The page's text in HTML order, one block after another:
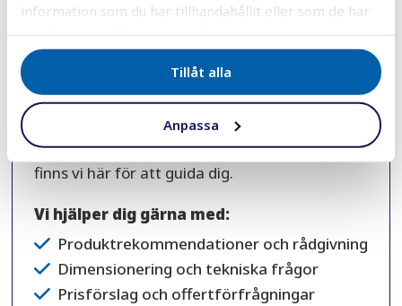
information som du har tillhandahållit eller som de har
Tillåt alla
Anpassa
Behöver du hjälp att välja rätt
produkt?
Skicka enproduktförfråganså hjälper våra
experter dig att hitta rätt lösning. Oavsett om
du planerar att köpa vattenfilter, behöver
reservdelar eller vill jämföra olika produkter
finns vi här för att guida dig.
Vi hjälper dig gärna med:
Produktrekommendationer och rådgivning
Dimensionering och tekniska frågor
Prisförslag och offertförfrågningar